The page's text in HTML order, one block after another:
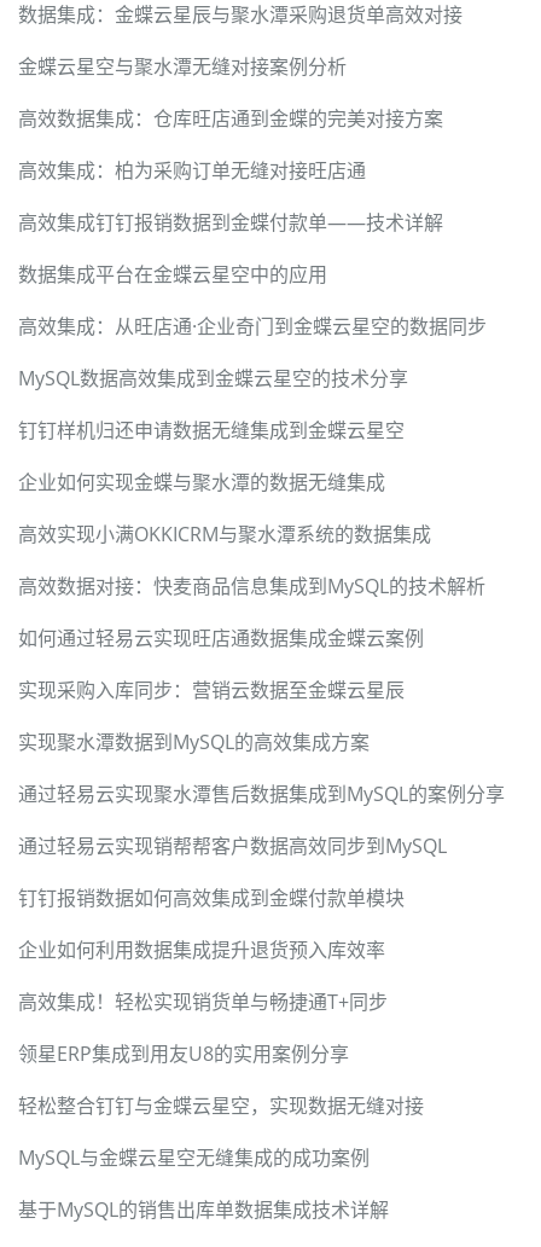
数据集成：金蝶云星辰与聚水潭采购退货单高效对接
金蝶云星空与聚水潭无缝对接案例分析
高效数据集成：仓库旺店通到金蝶的完美对接方案
高效集成：柏为采购订单无缝对接旺店通
高效集成钉钉报销数据到金蝶付款单——技术详解
数据集成平台在金蝶云星空中的应用
高效集成：从旺店通·企业奇门到金蝶云星空的数据同步
MySQL数据高效集成到金蝶云星空的技术分享
钉钉样机归还申请数据无缝集成到金蝶云星空
企业如何实现金蝶与聚水潭的数据无缝集成
高效实现小满OKKICRM与聚水潭系统的数据集成
高效数据对接：快麦商品信息集成到MySQL的技术解析
如何通过轻易云实现旺店通数据集成金蝶云案例
实现采购入库同步：营销云数据至金蝶云星辰
实现聚水潭数据到MySQL的高效集成方案
通过轻易云实现聚水潭售后数据集成到MySQL的案例分享
通过轻易云实现销帮帮客户数据高效同步到MySQL
钉钉报销数据如何高效集成到金蝶付款单模块
企业如何利用数据集成提升退货预入库效率
高效集成！轻松实现销货单与畅捷通T+同步
领星ERP集成到用友U8的实用案例分享
轻松整合钉钉与金蝶云星空，实现数据无缝对接
MySQL与金蝶云星空无缝集成的成功案例
基于MySQL的销售出库单数据集成技术详解